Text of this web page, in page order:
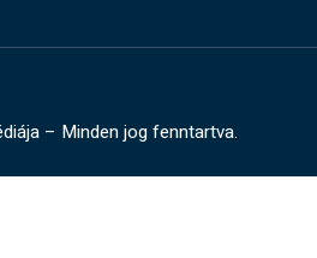
– Minden jog fenntartva.